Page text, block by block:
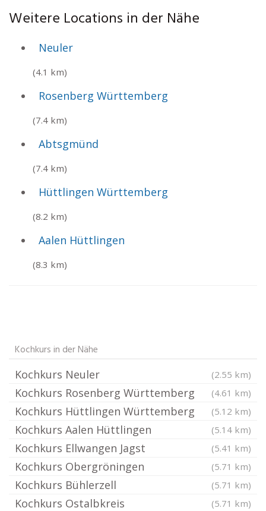
Weitere Locations in der Nähe
Neuler
(4.1 km)
Rosenberg Württemberg
(7.4 km)
Abtsgmünd
(7.4 km)
Hüttlingen Württemberg
(8.2 km)
Aalen Hüttlingen
(8.3 km)
Kochkurs in der Nähe
Kochkurs Neuler (2.55 km)
Kochkurs Rosenberg Württemberg (4.61 km)
Kochkurs Hüttlingen Württemberg (5.12 km)
Kochkurs Aalen Hüttlingen (5.14 km)
Kochkurs Ellwangen Jagst (5.41 km)
Kochkurs Obergröningen (5.71 km)
Kochkurs Bühlerzell (5.71 km)
Kochkurs Ostalbkreis (5.71 km)